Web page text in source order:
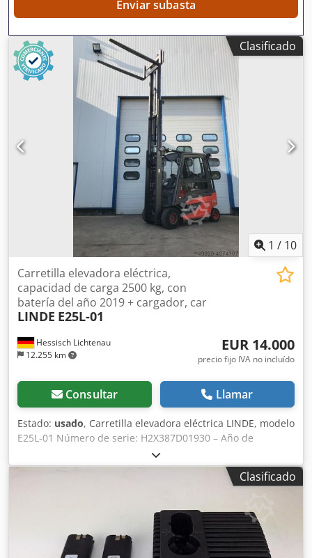
Enviar subasta
Clasificado
1 / 10
Hessisch Lichtenau
12.255 km
Carretilla elevadora eléctrica,
capacidad de carga 2500 kg, con
batería del año 2019 + cargador, car
LINDE E25L-01
EUR 14.000
precio fijo IVA no incluído
Consultar Llamar
Estado: usado, Carretilla elevadora eléctrica LINDE, modelo
E25L-01 Número de serie: H2X387D01930 – Año de
fabricación: 2013 Capacidad de carga: 2500 kg Altura de
elevación: 4700 mm Longitud de las horquillas: 1600 mm
Anchura del porta horquillas: 1150 mm Altura total: 2200
de visión libre con 1500 mm de elevación libre - 2 circuitos
hidráulicos adicionales en el porta horquillas para acoplar
equipos - Batería HOPPECKE, modelo 5HPZS 575, 80 voltios,
575 Ah (batería nueva, año de fabricación 2019) - Cargador
Clasificado